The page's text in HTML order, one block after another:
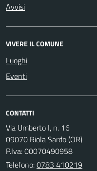
Avvisi
VIVERE IL COMUNE
Luoghi
Eventi
CONTATTI
Via Umberto I, n. 16
09070 Riola Sardo (OR)
P.Iva: 00070490958
Telefono:0783 410219